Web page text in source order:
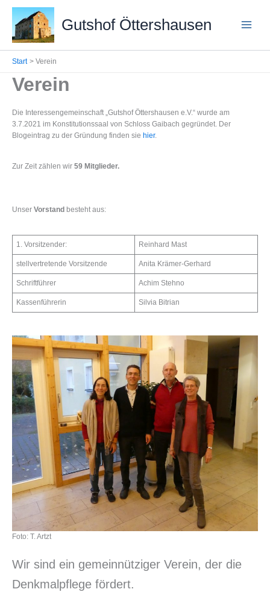
springen
Gutshof Öttershausen
Start Verein
Verein
Die Interessengemeinschaft „Gutshof Öttershausen e.V.“ wurde am
3.7.2021 im Konstitutionssaal von Schloss Gaibach gegründet. Der
Blogeintrag zu der Gründung finden sie hier.
Zur Zeit zählen wir 59 Mitglieder.
Unser Vorstand besteht aus:
1. Vorsitzender: Reinhard Mast
stellvertretende Vorsitzende Anita Krämer-Gerhard
Schriftführer Achim Stehno
Kassenführerin Silvia Bitrian
Foto: T. Artzt
Wir sind ein gemeinnütziger Verein, der die
Denkmalpflege fördert.